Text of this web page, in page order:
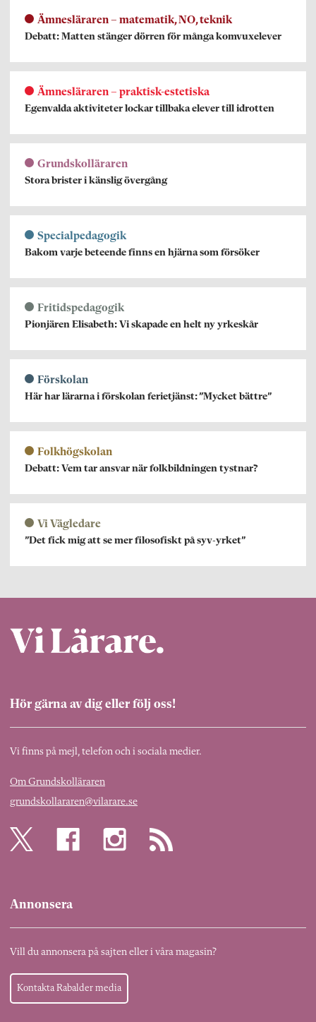
Ämnesläraren – matematik, NO, teknik
Debatt: Matten stänger dörren för många komvuxelever
Ämnesläraren – praktisk-estetiska
Egenvalda aktiviteter lockar tillbaka elever till idrotten
Grundskolläraren
Stora brister i känslig övergång
Specialpedagogik
Bakom varje beteende finns en hjärna som försöker
Fritidspedagogik
Pionjären Elisabeth: Vi skapade en helt ny yrkeskår
Förskolan
Här har lärarna i förskolan ferietjänst: ”Mycket bättre”
Folkhögskolan
Debatt: Vem tar ansvar när folkbildningen tystnar?
Vi Vägledare
”Det fick mig att se mer filosofiskt på syv-yrket”
Hör gärna av dig eller följ oss!
Vi finns på mejl, telefon och i sociala medier.
Om Grundskolläraren
grundskollararen@vilarare.se
Annonsera
Vill du annonsera på sajten eller i våra magasin?
Kontakta Rabalder media